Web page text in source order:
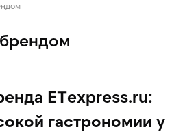
ETexpress.ru:
гастрономии у